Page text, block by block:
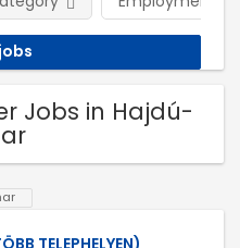
Jobs in Hajdú-